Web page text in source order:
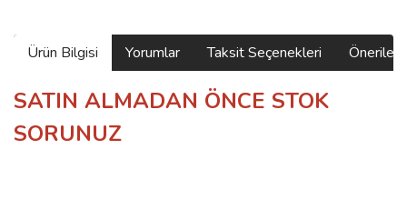
Ürün Bilgisi Yorumlar Taksit Seçenekleri
SATIN ALMADAN ÖNCE STOK
SORUNUZ